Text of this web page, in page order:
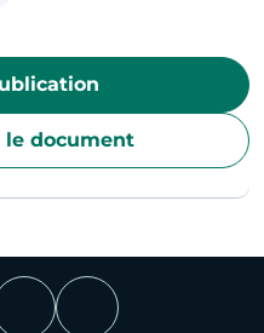
le document